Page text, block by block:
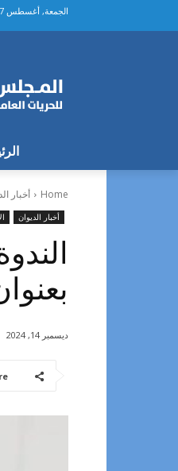
الجمعة, أغسطس 7, 2026
Home أخبار
أخبار الديوان
ديسمبر 14, 2024